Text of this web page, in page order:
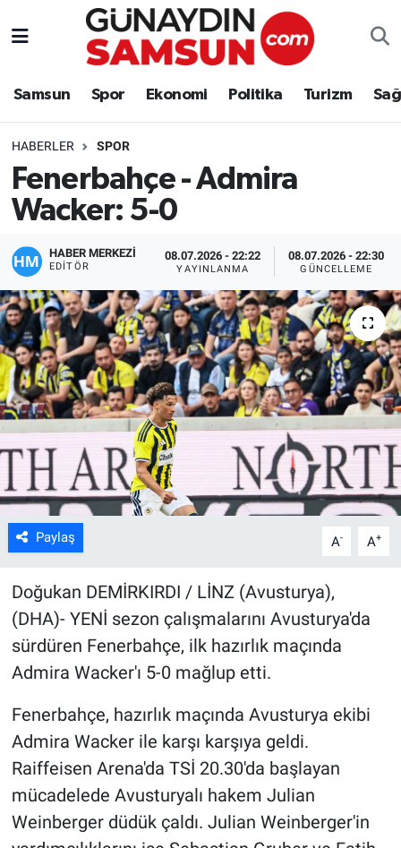
Samsun Spor Ekonomi Politika Turizm
HABERLER SPOR
Fenerbahçe - Admira
Wacker: 5-0
HABER MERKEZİ
EDITÖR
08.07.2026 - 22:22
YAYINLANMA
08.07.2026 - 22:30
GÜNCELLEME
Paylaş A- A+
Doğukan DEMİRKIRDI / LİNZ (Avusturya),
(DHA)- YENİ sezon çalışmalarını Avusturya'da
sürdüren Fenerbahçe, ilk hazırlık maçında
Admira Wacker'ı 5-0 mağlup etti.
Fenerbahçe, hazırlık maçında Avusturya ekibi
Admira Wacker ile karşı karşıya geldi.
Raiffeisen Arena'da TSİ 20.30'da başlayan
mücadelede Avusturyalı hakem Julian
Weinberger düdük çaldı. Julian Weinberger'in
Samsun
Politika
Turizm
Sağlık
Eğitim
Yaşam
Kültür Sanat
Bilim ve Teknoloji
Genel
Nöbetçi Eczaneler
Süper Lig Puan Durumu ve Fikstür
Tüm Manşetler
Son Dakika Haberleri
Haber Arşivi